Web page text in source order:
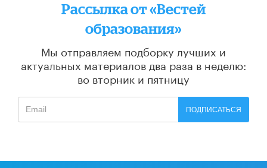
Рассылка от «Вестей
образования»
Мы отправляем подборку лучших и
актуальных материалов два раза в неделю:
во вторник и пятницу
ПОДПИСАТЬСЯ